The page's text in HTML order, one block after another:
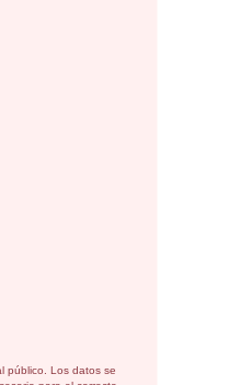
público. Los datos se